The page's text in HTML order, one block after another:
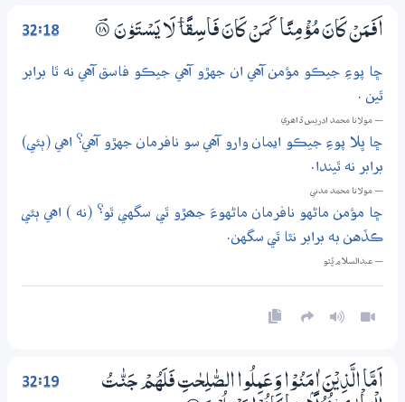
32:18 اَفَـمَنْ كَانَ مُؤْمِنًا كَمَنْ كَانَ فَاسِقًا ڼ لَا يَسْـتَوٗنَ ۝۬18
ڇا پوءِ جيڪو مؤمن آهي ان جهڙو آهي جيڪو فاسق آهي نه ٿا برابر
ٿين .
— مولانا محمد ادريس ڏاھري
ڇا ڀلا پوءِ جيڪو ايمان وارو آهي سو نافرمان جهڙو آهي؟ اهي (ٻئي)
برابر نه ٿيندا.
— مولانا محمد مدني
ڇا مؤمن ماڻهو نافرمان ماڻهوءَ جھڙو ٿي سگهي ٿو؟ (نه ) اهي ٻئي
ڪڏهن به برابر نٿا ٿي سگهن.
— عبدالسلام ڀُٽو
32:19
اَمَّا الَّذِيْنَ اٰمَنُوْا وَعَـمِلُوا الصّٰلِحٰتِ فَلَهُمْ جَنّٰتُ